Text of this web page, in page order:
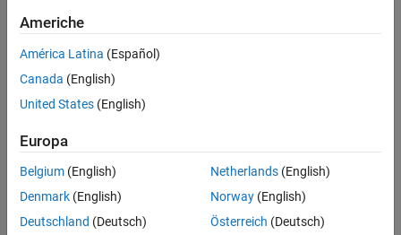
ON THIS PAGE
Syntax
Languages
Examples
See Also
Version History
SimStruct that represents an
slist
Description
Frees a signal list created with the ssCallSigListCreateFcn
function.
Americhe
América Latina (Español)
Canada (English)
United States (English)
Europa
Belgium (English)
Denmark (English)
Deutschland (Deutsch)
Netherlands(English)
Norway(English)
Österreich (Deutsch)